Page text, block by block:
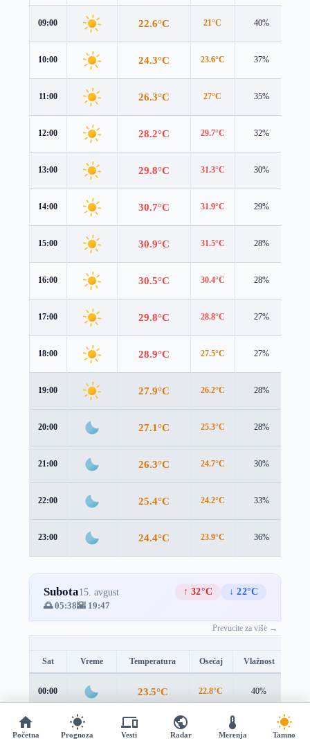
09:00 22.6°C 21°C 40%
10:00 24.3°C 23.6°C 37%
11:00 26.3°C 27°C 35%
12:00 28.2°C 29.7°C 32%
13:00 29.8°C 31.3°C 30%
14:00 30.7°C 31.9°C 29%
15:00 30.9°C 31.5°C 28%
16:00 30.5°C 30.4°C 28%
17:00 29.8°C 28.8°C 27%
18:00 28.9°C 27.5°C 27%
19:00 27.9°C 26.2°C 28%
20:00 27.1°C 25.3°C 28%
21:00 26.3°C 24.7°C 30%
22:00 25.4°C 24.2°C 33%
23:00 24.4°C 23.9°C 36%
Subota15. avgust ↑ 32°C
↓ 22°C
🌅 05:38🌇 19:47
Prevucite za više →
Sat Vreme Temperatura Osećaj Vlažnost
00:00 23.5°C 22.8°C 40%
22.8°C
Početna Prognoza Vesti Radar Merenja Tamno